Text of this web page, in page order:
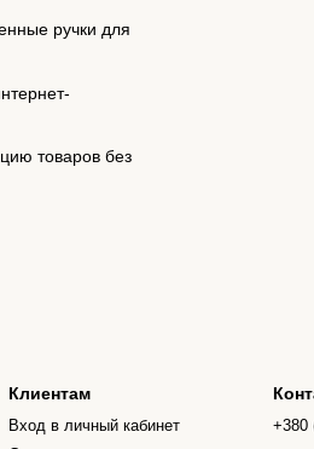
ручки для
товаров без
Клиентам
Вход в личный кабинет
+380